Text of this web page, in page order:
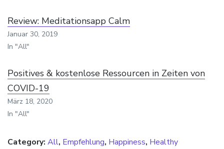
Review: Meditationsapp Calm
Januar 30, 2019
In "All"
Positives & kostenlose Ressourcen in Zeiten von
COVID-19
März 18, 2020
In "All"
Category: All, Empfehlung, Happiness, Healthy